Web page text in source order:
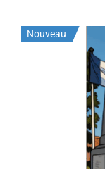
Nouveau